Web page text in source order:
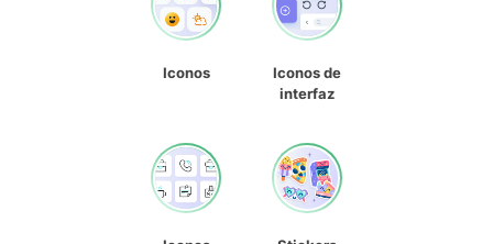
Iconos
Iconos de
interfaz